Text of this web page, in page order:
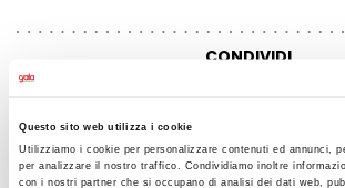
Questo sito web utilizza i cookie
Utilizziamo i cookie per personalizzare contenuti ed annunci,
per analizzare il nostro traffico. Condividiamo inoltre
con i nostri partner che si occupano di analisi dei dati web,
CONDIVIDI
AGGIUNGI AI PREFERITI